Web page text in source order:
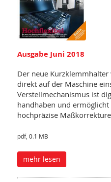
Ausgabe Juni 2018
Der neue Kurzklemmhalter
direkt auf der Maschine
Verstellmechanismus ist
handhaben und
hochpräzise
pdf, 0.1 MB
mehr lesen